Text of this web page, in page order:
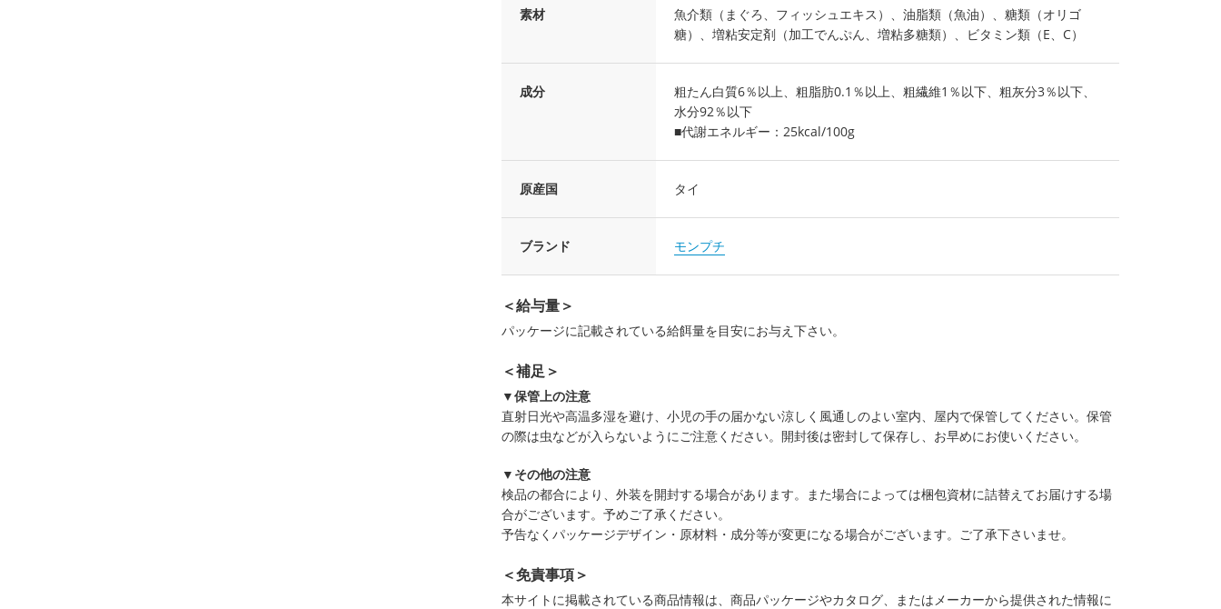
素材
魚介類（まぐろ、フィッシュエキス）、油脂類（魚油）、糖類（オリゴ
糖）、増粘安定剤（加工でんぷん、増粘多糖類）、ビタミン類（E、C）
成分
粗たん白質6％以上、粗脂肪0.1％以上、粗繊維1％以下、粗灰分3％以下、
水分92％以下
■代謝エネルギー：25kcal/100g
原産国 タイ
ブランド モンプチ
＜給与量＞
パッケージに記載されている給餌量を目安にお与え下さい。
＜補足＞
▼保管上の注意
直射日光や高温多湿を避け、小児の手の届かない涼しく風通しのよい室内、屋内で保管してください。保管
の際は虫などが入らないようにご注意ください。開封後は密封して保存し、お早めにお使いください。
▼その他の注意
検品の都合により、外装を開封する場合があります。また場合によっては梱包資材に詰替えてお届けする場
合がございます。予めご了承ください。
予告なくパッケージデザイン・原材料・成分等が変更になる場合がございます。ご了承下さいませ。
＜免責事項＞
本サイトに掲載されている商品情報は、商品パッケージやカタログ、またはメーカーから提供された情報に